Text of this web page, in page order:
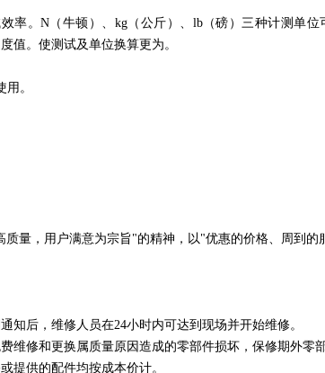
。N（牛顿）、kg（公斤）、lb（磅）三种计测单位
。使测试及单位换算更为。
。
量，用户满意为宗旨"的精神，以"优惠的价格、周到的
后，维修人员在24小时内可达到现场并开始维修。
修和更换属质量原因造成的零部件损坏，保修期外零
提供的配件均按成本价计。